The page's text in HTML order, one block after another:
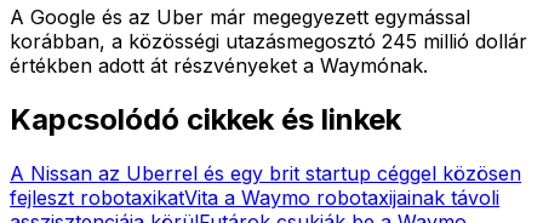
A Google és az Uber már megegyezett egymással
korábban, a közösségi utazásmegosztó 245 millió dollár
értékben adott át részvényeket a Waymónak.
Kapcsolódó cikkek és linkek
A Nissan az Uberrel és egy brit startup céggel közösen
fejleszt robotaxikatVita a Waymo robotaxijainak távoli